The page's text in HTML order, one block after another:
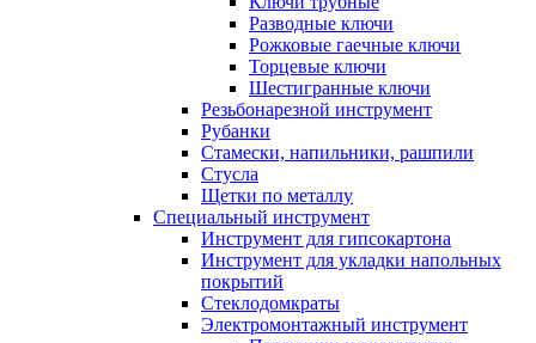
Разводные ключи
Рожковые гаечные ключи
Торцевые ключи
Шестигранные ключи
Резьбонарезной инструмент
Рубанки
Стамески, напильники, рашпили
Стусла
Щетки по металлу
Специальный инструмент
Инструмент для гипсокартона
Инструмент для укладки напольных
покрытий
Стеклодомкраты
Электромонтажный инструмент